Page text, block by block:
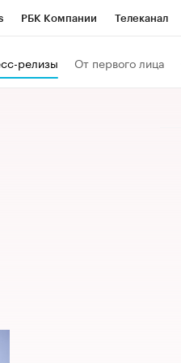
РБК Компании Телеканал
релизы От первого лица